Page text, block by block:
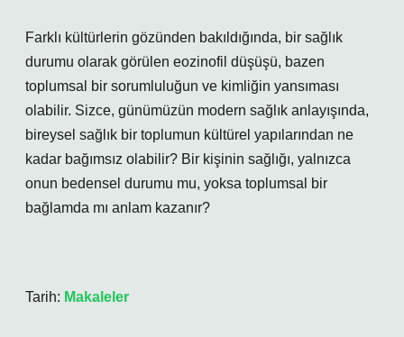
Farklı kültürlerin gözünden bakıldığında, bir sağlık
durumu olarak görülen eozinofil düşüşü, bazen
toplumsal bir sorumluluğun ve kimliğin yansıması
olabilir. Sizce, günümüzün modern sağlık anlayışında,
bireysel sağlık bir toplumun kültürel yapılarından ne
kadar bağımsız olabilir? Bir kişinin sağlığı, yalnızca
onun bedensel durumu mu, yoksa toplumsal bir
bağlamda mı anlam kazanır?
Tarih: Makaleler